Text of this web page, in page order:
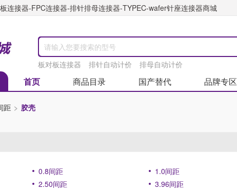
连接器-FPC连接器-排针排母连接器-TYPEC-wafer针座连接器商城
板对板连接器 排针自动计价 排母自动计价
首页 商品目录 国产替代 品牌专区
距 > 胶壳
0.8间距 1.0间距
2.50间距 3.96间距